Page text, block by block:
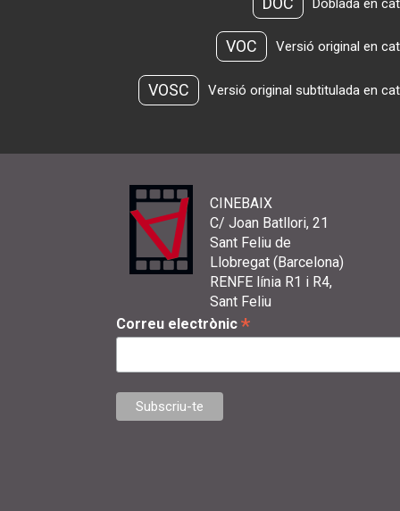
Doblada en
VOC Versió original en
VOSC Versió original subtitulada en
CINEBAIX
C/ Joan Batllori, 21
Sant Feliu de
Llobregat (Barcelona)
RENFE línia R1 i R4,
Sant Feliu
Correu electrònic *